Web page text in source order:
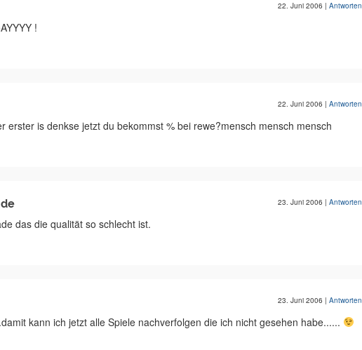
22. Juni 2006 | Antworten
!
22. Juni 2006 | Antworten
erster is denkse jetzt du bekommst % bei rewe?mensch mensch mensch
23. Juni 2006 | Antworten
das die qualität so schlecht ist.
23. Juni 2006 | Antworten
kann ich jetzt alle Spiele nachverfolgen die ich nicht gesehen habe......